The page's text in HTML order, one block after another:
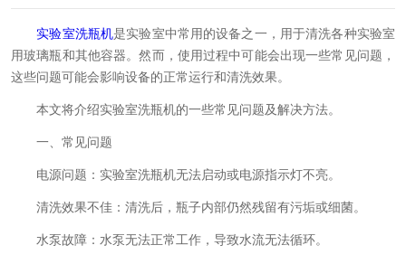
实验室洗瓶机是实验室中常用的设备之一，用于清洗各种实验室
用玻璃瓶和其他容器。然而，使用过程中可能会出现一些常见问题，
这些问题可能会影响设备的正常运行和清洗效果。
本文将介绍实验室洗瓶机的一些常见问题及解决方法。
一、常见问题
电源问题：实验室洗瓶机无法启动或电源指示灯不亮。
清洗效果不佳：清洗后，瓶子内部仍然残留有污垢或细菌。
水泵故障：水泵无法正常工作，导致水流无法循环。